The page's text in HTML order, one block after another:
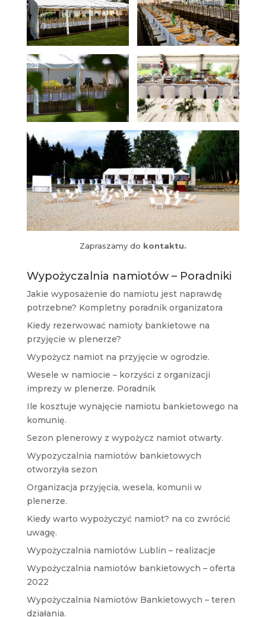
Zapraszamy do kontaktu.
Wypożyczalnia namiotów – Poradniki
Jakie wyposażenie do namiotu jest naprawdę
potrzebne? Kompletny poradnik organizatora
Kiedy rezerwować namioty bankietowe na
przyjęcie w plenerze?
Wypożycz namiot na przyjęcie w ogrodzie.
Wesele w namiocie – korzyści z organizacji
imprezy w plenerze. Poradnik
Ile kosztuje wynajęcie namiotu bankietowego na
komunię.
Sezon plenerowy z wypożycz namiot otwarty.
Wypozyczalnia namiotów bankietowych
otworzyła sezon
Organizacja przyjęcia, wesela, komunii w
plenerze.
Kiedy warto wypożyczyć namiot? na co zwrócić
uwagę.
Wypożyczalnia namiotów Lublin – realizacje
Wypożyczalnia namiotów bankietowych – oferta
2022
Wypożyczalnia Namiotów Bankietowych – teren
działania.